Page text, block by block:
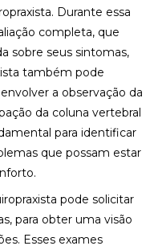
Durante essa
completa, que
sobre seus sintomas,
também pode
a observação da
da coluna vertebral
para identificar
que possam estar
pode solicitar
para obter uma visão
Esses exames
SEU EQUILÍBRIO E
SEU EQUILÍBRIO E
SEU EQUILÍBRIO E